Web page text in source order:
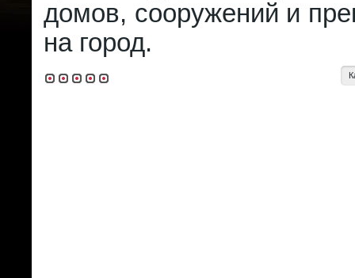
домов, сооружений и
на город.